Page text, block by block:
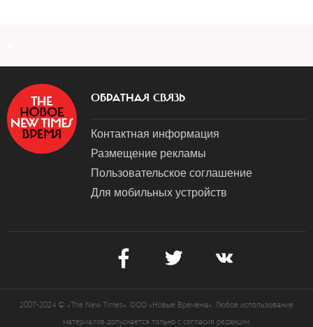
ОБРАТНАЯ СВЯЗЬ
Контактная информация
Размещение рекламы
Пользовательское соглашение
Для мобильных устройств
2007-2024 © «The New Times». ООО «Новые Времена». Любое использование
материалов допускается только с согласия редакции.